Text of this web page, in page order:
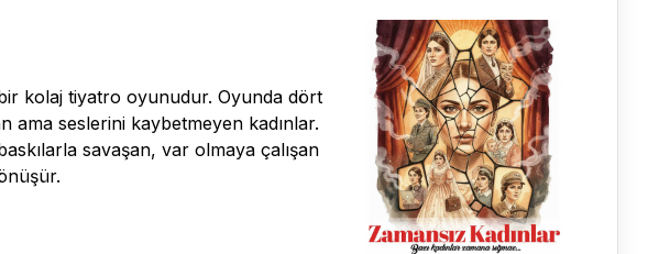
kolaj tiyatro oyunudur. Oyunda dört
ama seslerini kaybetmeyen kadınlar.
savaşan, var olmaya çalışan